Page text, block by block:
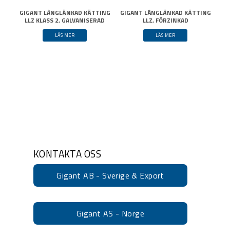
GIGANT LÅNGLÄNKAD KÄTTING
LLZ KLASS 2, GALVANISERAD
LÄS MER
GIGANT LÅNGLÄNKAD KÄTTING
LLZ, FÖRZINKAD
LÄS MER
KONTAKTA OSS
Gigant AB - Sverige & Export
Gigant AS - Norge